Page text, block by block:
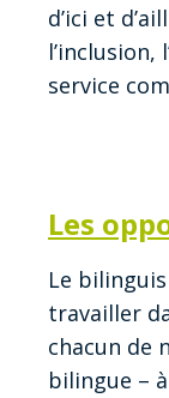
d’ici et
l’inclusion,
service
Les
Le
travailler
chacun de
bilingue –